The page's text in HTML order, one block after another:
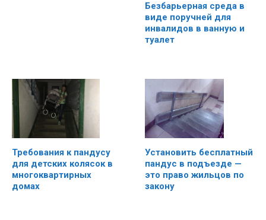
Безбарьерная среда в
виде поручней для
инвалидов в ванную и
туалет
Требования к пандусу
для детских колясок в
многоквартирных
домах
Установить бесплатный
пандус в подъезде —
это право жильцов по
закону